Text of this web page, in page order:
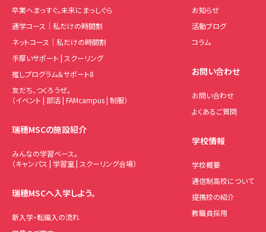
卒業へまっすぐ。未来にまっしぐら
通学コース｜私だけの時間割
ネットコース｜私だけの時間割
手厚いサポート | スクーリング
推しプログラム＆サポート8
友だち、つくろうぜ。
（イベント | 部活 | FAMcampus | 制服）
瑞穂MSCの施設紹介
みんなの学習ベース。
（キャンパス | 学習室 | スクーリング会場）
瑞穂MSCへ入学しよう。
新入学・転編入の流れ
お知らせ
活動ブログ
コラム
お問い合わせ
お問い合わせ
よくあるご質問
学校情報
学校概要
通信制高校について
提携校の紹介
教職員採用